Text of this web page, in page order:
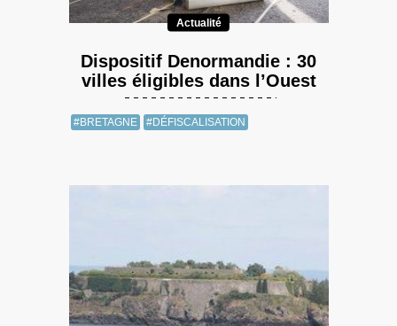
Actualité
Dispositif Denormandie : 30
villes éligibles dans l’Ouest
#BRETAGNE #DÉFISCALISATION